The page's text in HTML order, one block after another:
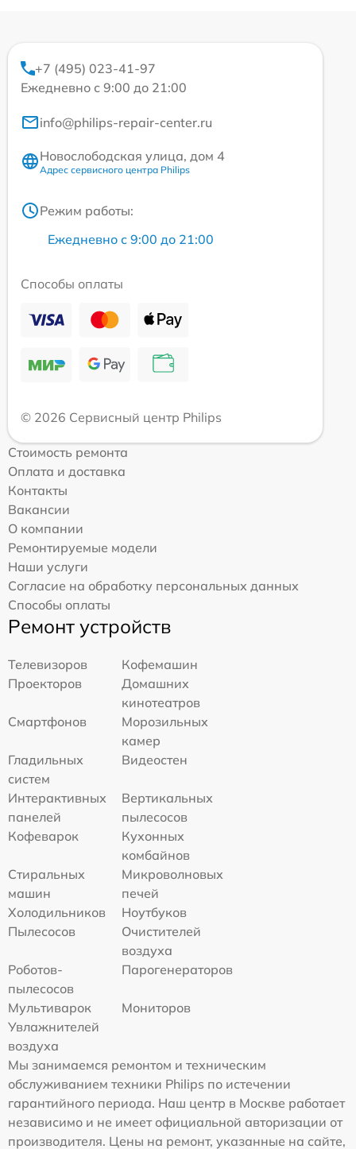
+7 (495) 023-41-97
Ежедневно с 9:00 до 21:00
info@philips-repair-center.ru
Новослободская улица, дом 4
Адрес сервисного центра Philips
Режим работы:
Ежедневно с 9:00 до 21:00
Способы оплаты
© 2026 Сервисный центр Philips
Стоимость ремонта
Оплата и доставка
Контакты
Вакансии
О компании
Ремонтируемые модели
Наши услуги
Согласие на обработку персональных данных
Способы оплаты
Ремонт устройств
Телевизоров
Кофемашин
Проекторов
Домашних
кинотеатров
Смартфонов
Морозильных
камер
Гладильных
систем
Видеостен
Интерактивных
панелей
Вертикальных
пылесосов
Кофеварок
Кухонных
комбайнов
Стиральных
машин
Микроволновых
печей
Холодильников
Ноутбуков
Пылесосов
Очистителей
воздуха
Роботов-
пылесосов
Парогенераторов
Мультиварок
Мониторов
Увлажнителей
воздуха
Мы занимаемся ремонтом и техническим
обслуживанием техники Philips по истечении
гарантийного периода. Наш центр в Москве работает
независимо и не имеет официальной авторизации от
производителя. Цены на ремонт, указанные на сайте,